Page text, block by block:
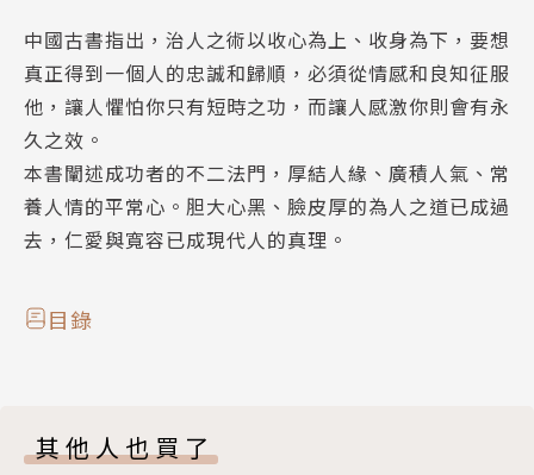
中國古書指出，治人之術以收心為上、收身為下，要想
真正得到一個人的忠誠和歸順，必須從情感和良知征服
他，讓人懼怕你只有短時之功，而讓人感激你則會有永
久之效。
本書闡述成功者的不二法門，厚結人緣、廣積人氣、常
養人情的平常心。胆大心黑、臉皮厚的為人之道已成過
去，仁愛與寬容已成現代人的真理。
目錄
其他人也買了